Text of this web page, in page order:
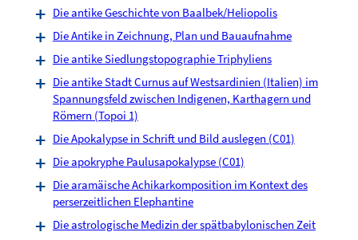
Die antike Geschichte von Baalbek/Heliopolis
Die Antike in Zeichnung, Plan und Bauaufnahme
Die antike Siedlungstopographie Triphyliens
Die antike Stadt Curnus auf Westsardinien (Italien) im
Spannungsfeld zwischen Indigenen, Karthagern und
Römern (Topoi 1)
Die Apokalypse in Schrift und Bild auslegen (C01)
Die apokryphe Paulusapokalypse (C01)
Die aramäische Achikarkomposition im Kontext des
perserzeitlichen Elephantine
Die astrologische Medizin der spätbabylonischen Zeit